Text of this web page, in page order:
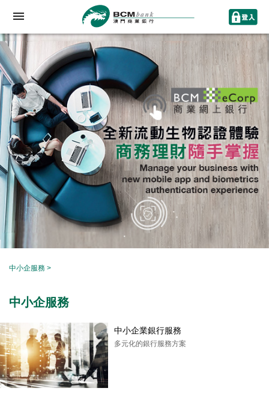
中小企服務 >
中小企服務
中小企業銀行服務
多元化的銀行服務方案